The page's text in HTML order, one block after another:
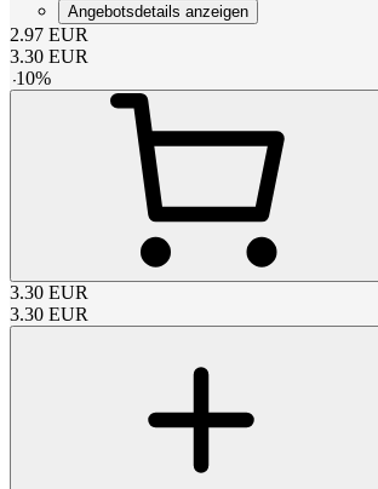
Angebotsdetails anzeigen
2.97 EUR
3.30 EUR
-10%
3.30 EUR
3.30 EUR